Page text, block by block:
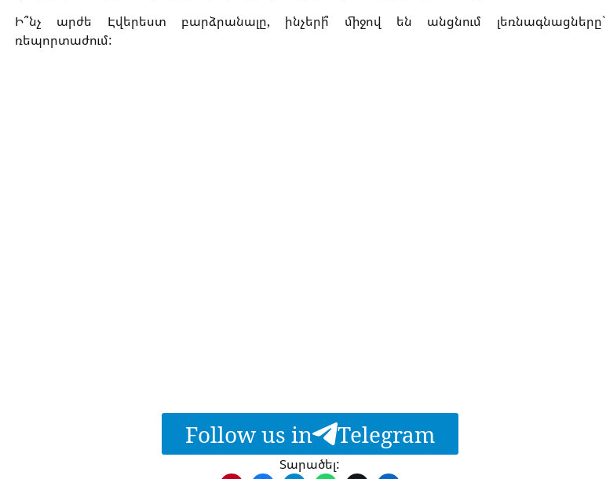
Ի՞նչ արժե Էվերեստ բարձրանալը, ինչերի՞ միջով են անցնում լեռնագնացները`
ռեպորտաժում:
Follow us in Telegram
Տարածել: